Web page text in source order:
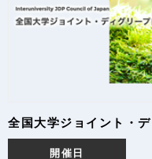
全国大学ジョイント・
開催日